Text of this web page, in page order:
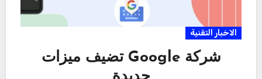
الاخبار التقنية
شركة Google تضيف ميزات